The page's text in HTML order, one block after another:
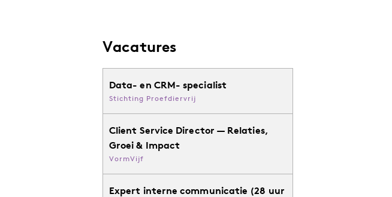
Vacatures
Data- en CRM- specialist
Stichting Proefdiervrij
Client Service Director — Relaties,
Groei & Impact
VormVijf
Expert interne communicatie (28 uur